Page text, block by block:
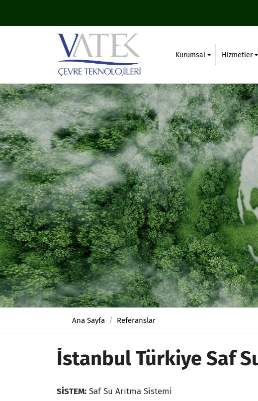
Kurumsal Hizmetler
Ana Sayfa Referanslar
İstanbul Türkiye Saf
SİSTEM: Saf Su Arıtma Sistemi